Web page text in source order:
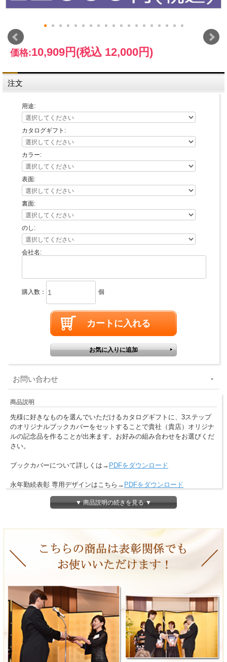
価格:10,909円 (税込 12,000円)
注文
用途:
カタログギフト:
カラー:
表面:
裏面:
のし:
会社名:
購入数： 個
お問い合わせ
商品説明
先様に好きなものを選んでいただけるカタログギフトに、3ステップ
のオリジナルブックカバーをセットすることで貴社（貴店）オリジナ
ルの記念品を作ることが出来ます。お好みの組み合わせをお選びくだ
さい。
ブックカバーについて詳しくは→ PDFをダウンロード
永年勤続表彰 専用デザインはこちら→ PDFをダウンロード
＜デザインについて＞
※お問合せ又はお見積りをご依頼下さい。
成約記念品、竣工記念品、退職記念品、開業記念品
設立記念品、表彰記念品、達成記念品、表彰記念品
＜製本形式について＞
（表紙差し替え）
300冊以上の場合、プラス500円（税別）にて
製本形式に変更できます。（表紙・裏表紙・裏の3ページ）
300冊未満の場合は、見積りをご依頼くださいませ。
▼ 商品説明の続きを見る ▼